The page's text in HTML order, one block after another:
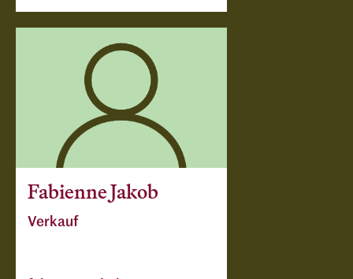
Fabienne Jakob
Verkauf